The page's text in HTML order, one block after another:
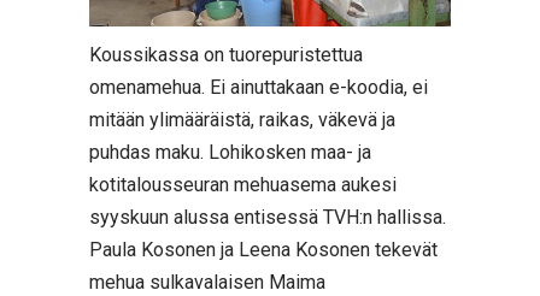
Koussikassa on tuorepuristettua
omenamehua. Ei ainuttakaan e-koodia, ei
mitään ylimääräistä, raikas, väkevä ja
puhdas maku. Lohikosken maa- ja
kotitalousseuran mehuasema aukesi
syyskuun alussa entisessä TVH:n hallissa.
Paula Kosonen ja Leena Kosonen tekevät
mehua sulkavalaisen Maima